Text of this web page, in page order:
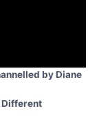
by Diane
Different